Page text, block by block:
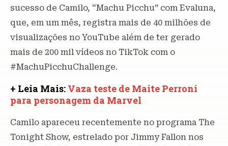
sucesso de Camilo, “Machu Picchu” com Evaluna,
que, em um mês, registra mais de 40 milhões de
visualizações no YouTube além de ter gerado
mais de 200 mil vídeos no TikTok com o
#MachuPicchuChallenge.
+ Leia Mais: Vaza teste de Maite Perroni
para personagem da Marvel
Camilo apareceu recentemente no programa The
Tonight Show, estrelado por Jimmy Fallon nos